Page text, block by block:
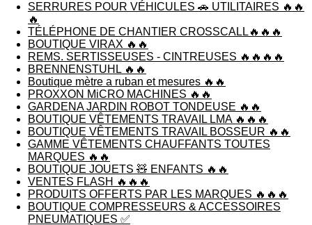
SERRURES POUR VÉHICULES 🚗 UTILITAIRES 🔥🔥
🔥
TÉLÉPHONE DE CHANTIER CROSSCALL🔥🔥🔥
BOUTIQUE VIRAX 🔥🔥
REMS. SERTISSEUSES - CINTREUSES 🔥🔥🔥🔥
BRENNENSTUHL 🔥🔥
Boutique mètre a ruban et mesures 🔥🔥
PROXXON MiCRO MACHINES 🔥🔥
GARDENA JARDIN ROBOT TONDEUSE 🔥🔥
BOUTIQUE VÊTEMENTS TRAVAIL LMA 🔥🔥🔥
BOUTIQUE VÊTEMENTS TRAVAIL BOSSEUR 🔥🔥
GAMME VÊTEMENTS CHAUFFANTS TOUTES
MARQUES 🔥🔥
BOUTIQUE JOUETS 🧸 ENFANTS 🔥🔥
VENTES FLASH 🔥🔥🔥
PRODUITS OFFERTS PAR LES MARQUES 🔥🔥🔥
BOUTIQUE COMPRESSEURS & ACCESSOIRES
PNEUMATIQUES ✅